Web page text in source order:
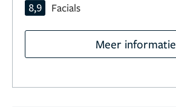
8,9 Facials
Meer informatie